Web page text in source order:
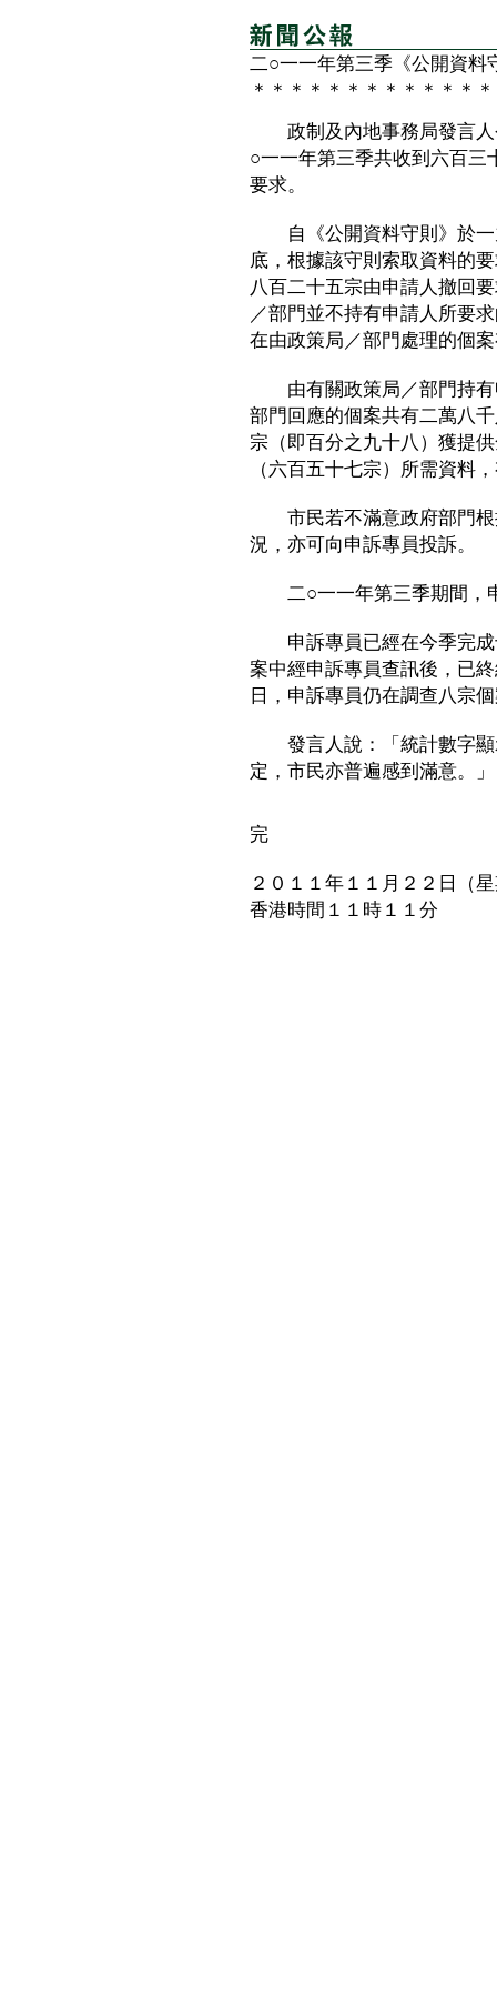
二○一一年第三季《公開資料
＊＊＊＊＊＊＊＊＊＊＊＊
政制及內地事務局發言人
○一一年第三季共收到六百三
要求。
自《公開資料守則》於一
底，根據該守則索取資料的
八百二十五宗由申請人撤回
／部門並不持有申請人所要
在由政策局／部門處理的個
由有關政策局／部門持有
部門回應的個案共有二萬八
宗（即百分之九十八）獲提
（六百五十七宗）所需資料
市民若不滿意政府部門根
況，亦可向申訴專員投訴。
二○一一年第三季期間，
申訴專員已經在今季完成
案中經申訴專員查訊後，已
日，申訴專員仍在調查八宗
發言人說：「統計數字顯
定，市民亦普遍感到滿意。」
完
２０１１年１１月２２日（
香港時間１１時１１分